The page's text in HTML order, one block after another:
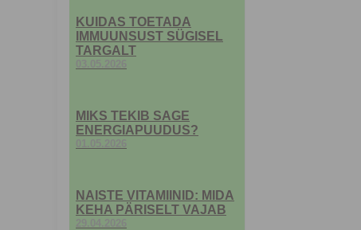
KUIDAS TOETADA
IMMUUNSUST SÜGISEL
TARGALT
03.05.2026
MIKS TEKIB SAGE
ENERGIAPUUDUS?
01.05.2026
NAISTE VITAMIINID: MIDA
KEHA PÄRISELT VAJAB
29.04.2026